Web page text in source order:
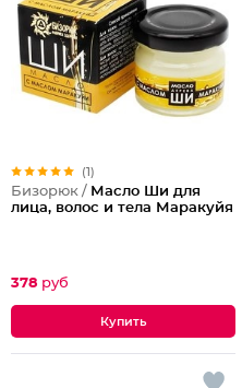
(1)
Бизорюк / Масло Ши для
лица, волос и тела Маракуйя
378 руб